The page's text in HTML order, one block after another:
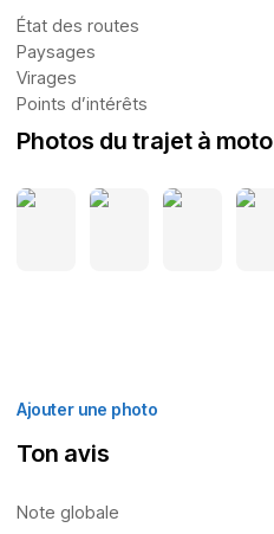
État des routes
Paysages
Virages
Points d’intérêts
Photos du trajet à moto
Ajouter une photo
Ton avis
Note globale